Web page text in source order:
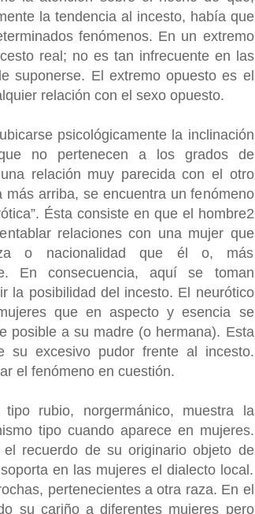
la tendencia al incesto, había que
fenómenos. En un extremo
real; no es tan infrecuente en las
suponerse. El extremo opuesto es el
relación con el sexo opuesto.
psicológicamente la inclinación
no pertenecen a los grados de
relación muy parecida con el otro
arriba, se encuentra un fenómeno
Ésta consiste en que el hombre2
relaciones con una mujer que
o nacionalidad que él o, más
En consecuencia, aquí se toman
la posibilidad del incesto. El neurótico
que en aspecto y esencia se
posible a su madre (o hermana). Esta
su excesivo pudor frente al incesto.
el fenómeno en cuestión.
rubio, norgermánico, muestra la
tipo cuando aparece en mujeres.
recuerdo de su originario objeto de
en las mujeres el dialecto local.
pertenecientes a otra raza. En el
su cariño a diferentes mujeres pero